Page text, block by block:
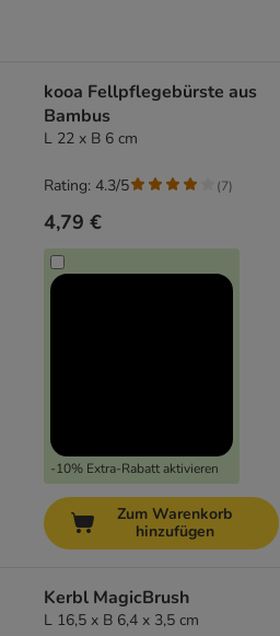
kooa Fellpflegebürste aus
Bambus
L 22 x B 6 cm
4,79 €
-10% Extra-Rabatt aktivieren
Rating: 4.3/5 (7)
Zum Warenkorb
hinzufügen
Kerbl MagicBrush
L 16,5 x B 6,4 x 3,5 cm